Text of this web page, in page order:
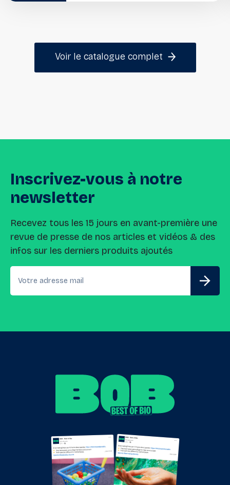
Voir le catalogue complet
Inscrivez-vous à notre
newsletter
Recevez tous les 15 jours en avant-première une
revue de presse de nos articles et vidéos & des
infos sur les derniers produits ajoutés